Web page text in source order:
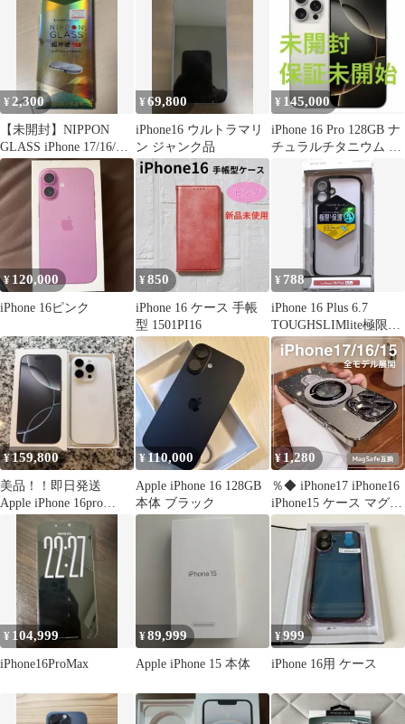
¥ 2,300
【未開封】NIPPON
GLASS iPhone 17/16/16
Plus用
¥69,800
iPhone16 ウルトラマリ
ン ジャンク品
¥ 145,000
iPhone 16 Pro 128GB ナ
チュラルチタニウム 認
定整備済製品
¥ 120,000
iPhone 16ピンク
¥850
iPhone 16 ケース 手帳
型 1501PI16
¥ 788
iPhone 16 Plus 6.7
TOUGHSLIMlite極限保
護763
¥159,800
美品！！即日発送
Apple iPhone 16pro
256GB ホワイト
¥110,000
Apple iPhone 16 128GB
本体 ブラック
¥1,280
％◆ iPhone17 iPhone16
iPhone15 ケース マグセ
ーフ 16ProMax 16Pro
16Plus 17ProMax 17Pro
17Air 15ProMax 15Pro
15Plus ラメ グレー 透明
クリア 耐衝撃＄＄＄
¥ 104,999
iPhone16ProMax
¥89,999
Apple iPhone 15 本体
¥999
iPhone 16用 ケース